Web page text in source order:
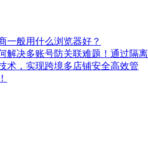
一般用什么浏览器好？
解决多账号防关联难题！通过隔离
术，实现跨境多店铺安全高效管